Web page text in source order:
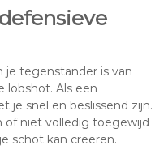
je tegenstander is van
lobshot. Als een
je snel en beslissend zijn.
of niet volledig toegewijd
schot kan creëren.